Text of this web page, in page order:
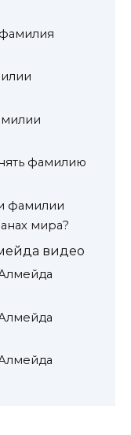
фамилию
фамилии
мира?
видео